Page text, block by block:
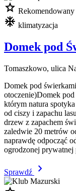
star Rekomendowany
mode_cool klimatyzacja
Domek pod
Tomaszkowo, ulica
Domek pod
otoczenie)Domek
którym natura
od ciszy i zapachu
drzew z zapachem
zaledwie 20 metrów
naprawdę odpocząć
ogrodzonej
Sprawdź
chevron_right